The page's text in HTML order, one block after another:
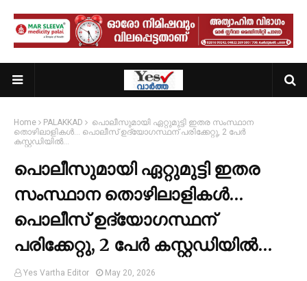
Home PALAKKAD
പൊലീസുമായി ഏറ്റുമുട്ടി ഇതര സംസ്ഥാന
തൊഴിലാളികള്‍… പൊലീസ് ഉദ്യോഗസ്ഥന് പരിക്കേറ്റു, 2 പേര്‍
കസ്റ്റഡിയിൽ…
പൊലീസുമായി ഏറ്റുമുട്ടി ഇതര
സംസ്ഥാന തൊഴിലാളികള്‍…
പൊലീസ് ഉദ്യോഗസ്ഥന്
പരിക്കേറ്റു, 2 പേര്‍ കസ്റ്റഡിയിൽ…
Yes Vartha Editor May 20, 2026